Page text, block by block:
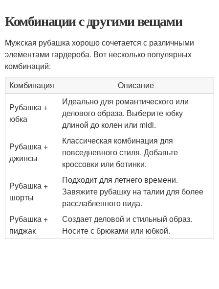
Комбинации с другими вещами
Мужская рубашка хорошо сочетается с различными
элементами гардероба. Вот несколько популярных
комбинаций:
Комбинация
Описание
Рубашка +
юбка
Идеально для романтического или
делового образа. Выберите юбку
длиной до колен или midi.
Рубашка +
джинсы
Классическая комбинация для
повседневного стиля. Добавьте
кроссовки или ботинки.
Рубашка +
шорты
Подходит для летнего времени.
Завяжите рубашку на талии для более
расслабленного вида.
Рубашка +
пиджак
Создает деловой и стильный образ.
Носите с брюками или юбкой.